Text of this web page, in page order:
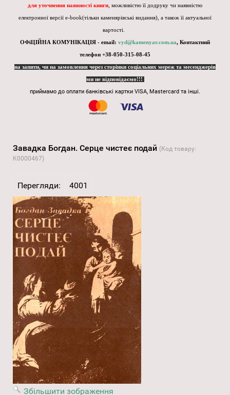
для уточнення наявності книги , можливістю її додруку чи наявністю
електронної версії e-book(тільки каменярівські видання), а також її актуальної
вартості.
ОФіЦІЙНА КОМУНІКАЦІЯ - email: vyd@kamenyar.com.ua, Контактний
телефон +38-050-315-08-45
на запити, чи на замовлення через сторінки соціальних мереж та месенджерів
ми не відповідаємо!!!
приймамо до оплати банківські картки VISA, Mastercard та інші.
Завадка Богдан. Серце чистеє подай (Код товару:
K0000467)
Перегляди: 4001
Збільшити зображення